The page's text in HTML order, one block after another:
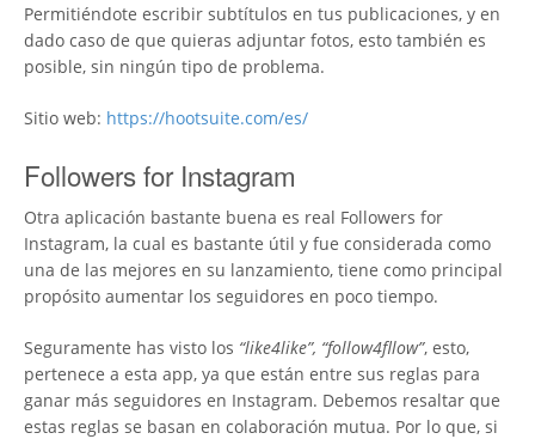
Permitiéndote escribir subtítulos en tus publicaciones, y en
dado caso de que quieras adjuntar fotos, esto también es
posible, sin ningún tipo de problema.
Sitio web: https://hootsuite.com/es/
Followers for Instagram
Otra aplicación bastante buena es real Followers for
Instagram, la cual es bastante útil y fue considerada como
una de las mejores en su lanzamiento, tiene como principal
propósito aumentar los seguidores en poco tiempo.
Seguramente has visto los “like4like”, “follow4fllow”, esto,
pertenece a esta app, ya que están entre sus reglas para
ganar más seguidores en Instagram. Debemos resaltar que
estas reglas se basan en colaboración mutua. Por lo que, si